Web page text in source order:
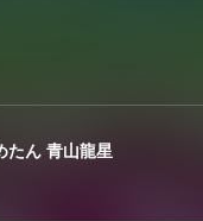
たん 青山龍星